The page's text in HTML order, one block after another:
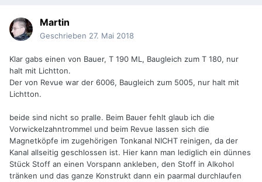
Martin
Geschrieben 27. Mai 2018
Klar gabs einen von Bauer, T 190 ML, Baugleich zum T 180, nur
halt mit Lichtton.
Der von Revue war der 6006, Baugleich zum 5005, nur halt mit
Lichtton.
beide sind nicht so pralle. Beim Bauer fehlt glaub ich die
Vorwickelzahntrommel und beim Revue lassen sich die
Magnetköpfe im zugehörigen Tonkanal NICHT reinigen, da der
Kanal allseitig geschlossen ist. Hier kann man lediglich ein dünnes
Stück Stoff an einen Vorspann ankleben, den Stoff in Alkohol
tränken und das ganze Konstrukt dann ein paarmal durchlaufen